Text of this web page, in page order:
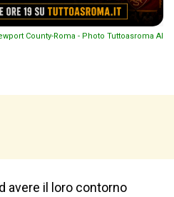
County-Roma - Photo Tuttoasroma AI
avere il loro contorno